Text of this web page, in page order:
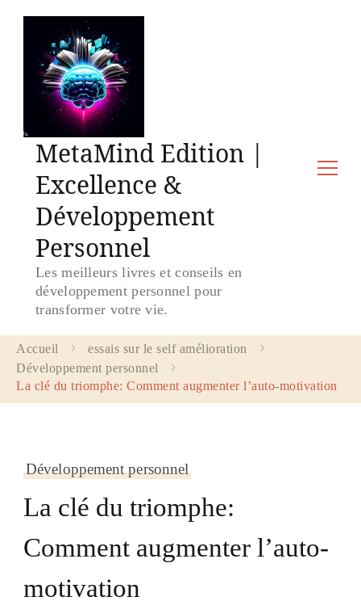
MetaMind Edition |
Excellence &
Développement
Personnel
Les meilleurs livres et conseils en
développement personnel pour
transformer votre vie.
Accueil
essais sur le self amélioration
Développement personnel
La clé du triomphe: Comment augmenter l’auto-motivation
Développement personnel
La clé du triomphe:
Comment augmenter l’auto-
motivation